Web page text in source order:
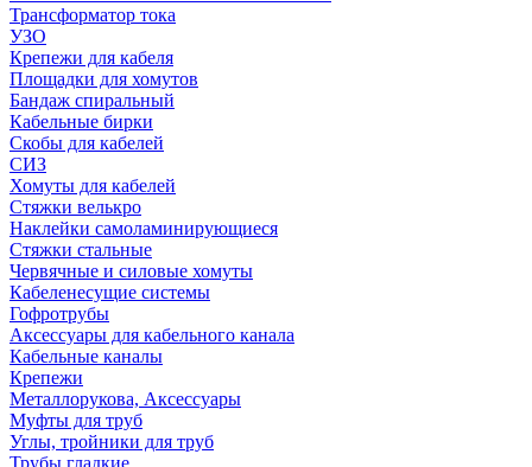
Трансформатор тока
УЗО
Крепежи для кабеля
Площадки для хомутов
Бандаж спиральный
Кабельные бирки
Cкобы для кабелей
СИЗ
Хомуты для кабелей
Стяжки велькро
Наклейки самоламинирующиеся
Стяжки стальные
Червячные и силовые хомуты
Кабеленесущие системы
Гофротрубы
Аксессуары для кабельного канала
Кабельные каналы
Крепежи
Металлорукова, Аксессуары
Муфты для труб
Углы, тройники для труб
Трубы гладкие